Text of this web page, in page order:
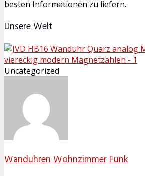
besten Informationen zu liefern.
UnsereWelt
Uncategorized
Wanduhren Wohnzimmer Funk